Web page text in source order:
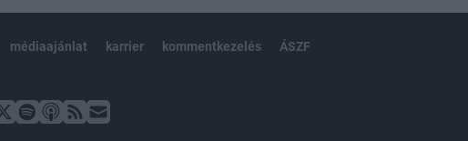
médiaajánlat karrier kommentkezelés ÁSZF